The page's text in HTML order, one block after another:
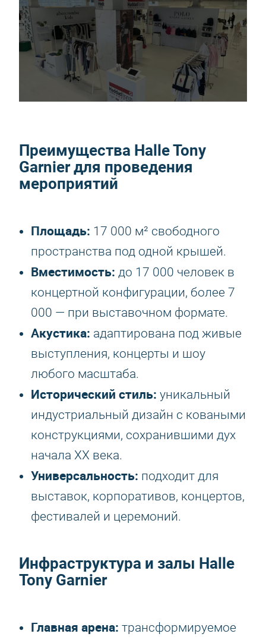
Преимущества Halle Tony
Garnier для проведения
мероприятий
Площадь: 17 000 м² свободного
пространства под одной крышей.
Вместимость: до 17 000 человек в
концертной конфигурации, более 7
000 — при выставочном формате.
Акустика: адаптирована под живые
выступления, концерты и шоу
любого масштаба.
Исторический стиль: уникальный
индустриальный дизайн с коваными
конструкциями, сохранившими дух
начала XX века.
Универсальность: подходит для
выставок, корпоративов, концертов,
фестивалей и церемоний.
Инфраструктура и залы Halle
Tony Garnier
Главная арена: трансформируемое